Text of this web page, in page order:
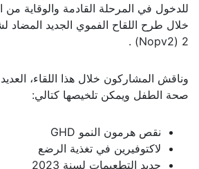
للدخول في المرحلة القادمة والوقاية
خلال طرح اللقاح الفموي الجديد المضاد
2 (Nopv2) .
وناقش المشاركون خلال هذا اللقاء،
صحة الطفل ويمكن تلخيصها كتالي:
نقص هرمون النمو GHD
لاكتوفيرين في تغذية الرضع
جديد التطعيمات لسنة 2023